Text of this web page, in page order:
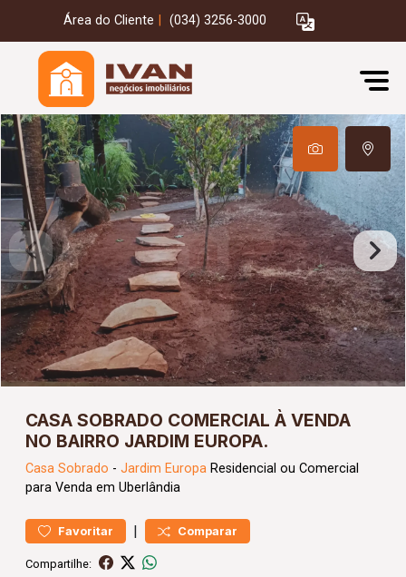
Área do Cliente (034) 3256-3000
CASA SOBRADO COMERCIAL À VENDA
NO BAIRRO JARDIM EUROPA.
Casa Sobrado - Jardim Europa Residencial ou Comercial
para Venda em Uberlândia
Favoritar | Comparar
Compartilhe: